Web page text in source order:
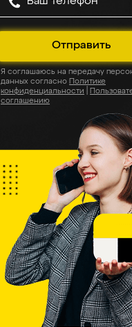
Отправить
Я соглашаюсь на передачу
данных согласно Политике
конфиденциальности
соглашению